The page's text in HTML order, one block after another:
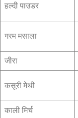
हल्दी पाउडर
गरम मसाला
जीरा
कसूरी मेथी
काली मिर्च